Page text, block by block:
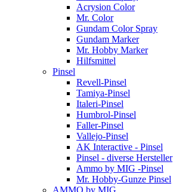
Acrysion Color
Mr. Color
Gundam Color Spray
Gundam Marker
Mr. Hobby Marker
Hilfsmittel
Pinsel
Revell-Pinsel
Tamiya-Pinsel
Italeri-Pinsel
Humbrol-Pinsel
Faller-Pinsel
Vallejo-Pinsel
AK Interactive - Pinsel
Pinsel - diverse Hersteller
Ammo by MIG -Pinsel
Mr. Hobby-Gunze Pinsel
AMMO by MIG